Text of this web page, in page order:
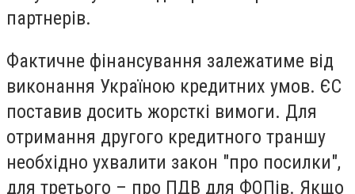
партнерів.
Фактичне фінансування залежатиме від
виконання Україною кредитних умов. ЄС
поставив досить жорсткі вимоги. Для
отримання другого кредитного траншу
необхідно ухвалити закон "про посилки",
для третього – про ПДВ для ФОПів. Якщо